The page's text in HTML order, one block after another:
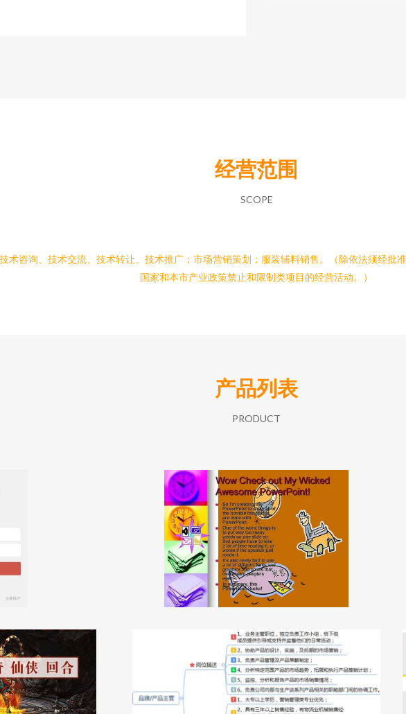
经营范围
SCOPE
术咨询、技术交流、技术转让、技术推广；市场营销策划；服装辅料销售。（除依法须经批
国家和本市产业政策禁止和限制类项目的经营活动。）
产品列表
PRODUCT